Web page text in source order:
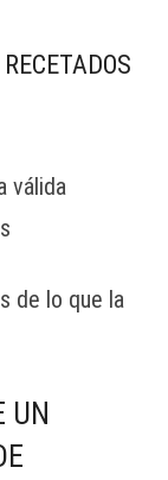
válida
de lo que la
UN